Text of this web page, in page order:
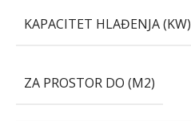
KAPACITET HLAĐENJA (KW)
ZA PROSTOR DO (M2)